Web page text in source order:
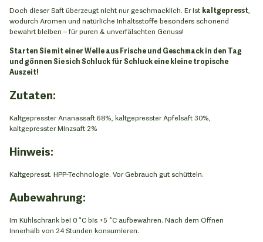
Doch dieser Saft überzeugt nicht nur geschmacklich. Er ist kaltgepresst
wodurch Aromen und natürliche Inhaltsstoffe besonders schonend
bewahrt bleiben – für puren & unverfälschten Genuss!
Starten Sie mit einer Welle aus Frische und Geschmack in den Tag
und gönnen Sie sich Schluck für Schluck eine kleine tropische
Auszeit!
Zutaten:
Kaltgepresster Ananassaft 68%, kaltgepresster Apfelsaft 30%,
kaltgepresster Minzsaft 2%
Hinweis:
Kaltgepresst. HPP-Technologie. Vor Gebrauch gut schütteln.
Aubewahrung:
Im Kühlschrank bei 0 °C bis +5 °C aufbewahren. Nach dem Öffnen
innerhalb von 24 Stunden konsumieren.